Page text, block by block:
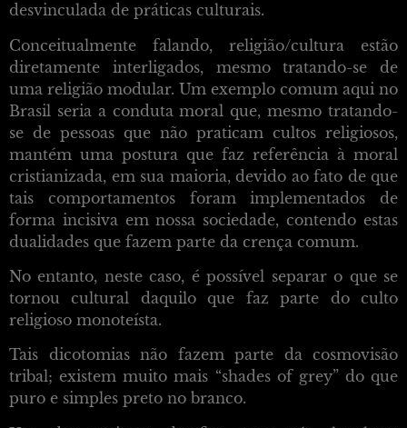
desvinculada de práticas culturais.
Conceitualmente falando, religião/cultura estão
diretamente interligados, mesmo tratando-se de
uma religião modular. Um exemplo comum aqui no
Brasil seria a conduta moral que, mesmo tratando-
se de pessoas que não praticam cultos religiosos,
mantém uma postura que faz referência à moral
cristianizada, em sua maioria, devido ao fato de que
tais comportamentos foram implementados de
forma incisiva em nossa sociedade, contendo estas
dualidades que fazem parte da crença comum.
No entanto, neste caso, é possível separar o que se
tornou cultural daquilo que faz parte do culto
religioso monoteísta.
Tais dicotomias não fazem parte da cosmovisão
tribal; existem muito mais “shades of grey” do que
puro e simples preto no branco.